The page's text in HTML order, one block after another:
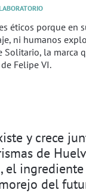
éticos porque en
ni humanos
Solitario, la marca
Felipe VI.
y crece
de
el ingrediente
del